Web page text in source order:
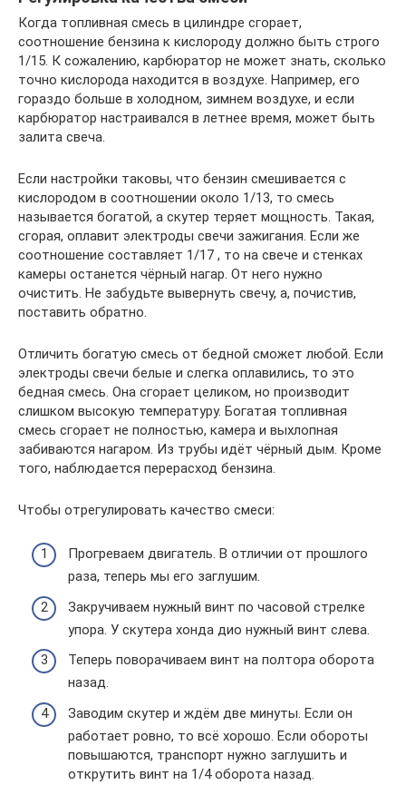
Когда топливная смесь в цилиндре сгорает,
соотношение бензина к кислороду должно быть строго
1/15. К сожалению, карбюратор не может знать, сколько
точно кислорода находится в воздухе. Например, его
гораздо больше в холодном, зимнем воздухе, и если
карбюратор настраивался в летнее время, может быть
залита свеча.
Если настройки таковы, что бензин смешивается с
кислородом в соотношении около 1/13, то смесь
называется богатой, а скутер теряет мощность. Такая,
сгорая, оплавит электроды свечи зажигания. Если же
соотношение составляет 1/17 , то на свече и стенках
камеры останется чёрный нагар. От него нужно
очистить. Не забудьте вывернуть свечу, а, почистив,
поставить обратно.
Отличить богатую смесь от бедной сможет любой. Если
электроды свечи белые и слегка оплавились, то это
бедная смесь. Она сгорает целиком, но производит
слишком высокую температуру. Богатая топливная
смесь сгорает не полностью, камера и выхлопная
забиваются нагаром. Из трубы идёт чёрный дым. Кроме
того, наблюдается перерасход бензина.
Чтобы отрегулировать качество смеси:
Прогреваем двигатель. В отличии от прошлого
раза, теперь мы его заглушим.
Закручиваем нужный винт по часовой стрелке
упора. У скутера хонда дио нужный винт слева.
Теперь поворачиваем винт на полтора оборота
назад.
Заводим скутер и ждём две минуты. Если он
работает ровно, то всё хорошо. Если обороты
повышаются, транспорт нужно заглушить и
открутить винт на 1/4 оборота назад.